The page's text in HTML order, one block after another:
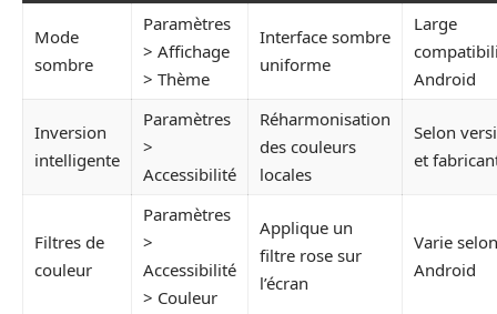
Mode
sombre
Paramètres
> Affichage
> Thème
Interface sombre
uniforme
Large
Android
Inversion
intelligente
Paramètres
>
Accessibilité
Réharmonisation
des couleurs
locales
Selon
et
Filtres de
couleur
Paramètres
>
Accessibilité
> Couleur
Applique un
filtre rose sur
l’écran
Varie selon
Android